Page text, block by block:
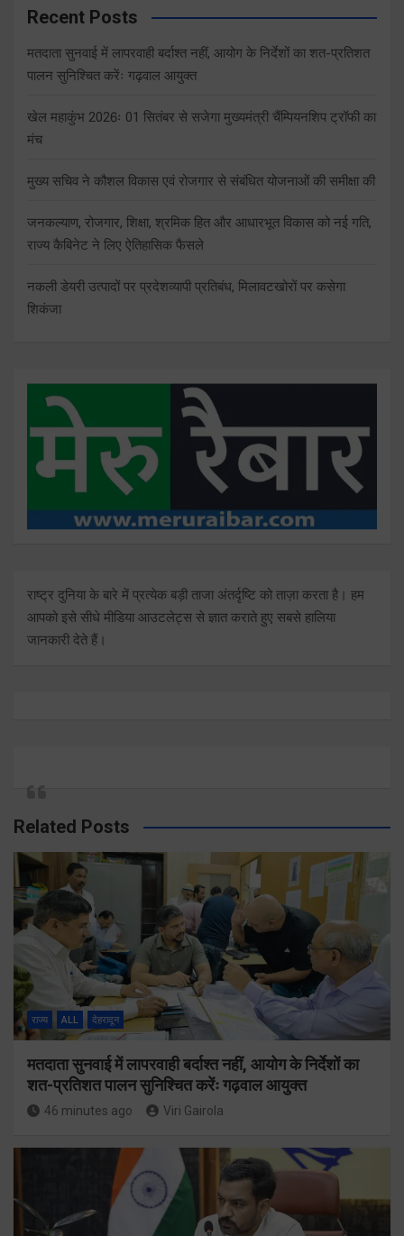
Recent Posts
मतदाता सुनवाई में लापरवाही बर्दाश्त नहीं, आयोग के निर्देशों का शत-प्रतिशत
पालन सुनिश्चित करेंः गढ़वाल आयुक्त
खेल महाकुंभ 2026ः 01 सितंबर से सजेगा मुख्यमंत्री चैंम्पियनशिप ट्रॉफी का
मंच
मुख्य सचिव ने कौशल विकास एवं रोजगार से संबंधित योजनाओं की समीक्षा की
जनकल्याण, रोजगार, शिक्षा, श्रमिक हित और आधारभूत विकास को नई गति,
राज्य कैबिनेट ने लिए ऐतिहासिक फैसले
नकली डेयरी उत्पादों पर प्रदेशव्यापी प्रतिबंध, मिलावटखोरों पर कसेगा
शिकंजा
राष्ट्र दुनिया के बारे में प्रत्येक बड़ी ताजा अंतर्दृष्टि को ताज़ा करता है। हम
आपको इसे सीधे मीडिया आउटलेट्स से ज्ञात कराते हुए सबसे हालिया
जानकारी देते हैं।
Related Posts
राज्य ALL देहरादून
मतदाता सुनवाई में लापरवाही बर्दाश्त नहीं, आयोग के निर्देशों का
शत-प्रतिशत पालन सुनिश्चित करेंः गढ़वाल आयुक्त
46 minutes ago Viri Gairola